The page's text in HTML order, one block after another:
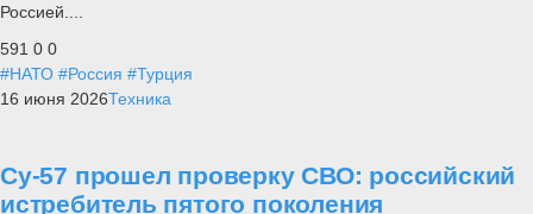
Россией....
591 0 0
#НАТО #Россия #Турция
16 июня 2026Техника
Су-57 прошел проверку СВО: российский
истребитель пятого поколения